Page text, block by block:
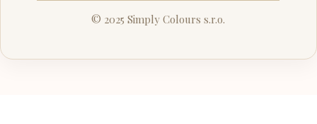
© 2025 Simply Colours s.r.o.